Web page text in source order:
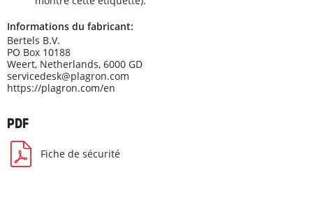
Informations du fabricant:
Bertels B.V.
PO Box 10188
Weert, Netherlands, 6000 GD
servicedesk@plagron.com
https://plagron.com/en
PDF
Fiche de sécurité